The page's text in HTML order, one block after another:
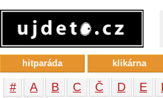
# A B C Č D E
hitparáda klikárna